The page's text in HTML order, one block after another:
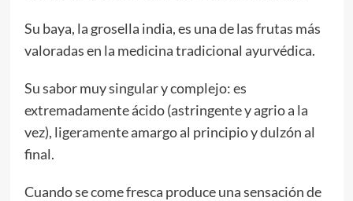
Su baya, la grosella india, es una de las frutas más
valoradas en la medicina tradicional ayurvédica.
Su sabor muy singular y complejo: es
extremadamente ácido (astringente y agrio a la
vez), ligeramente amargo al principio y dulzón al
final.
Cuando se come fresca produce una sensación de